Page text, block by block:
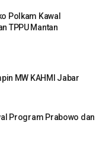
Polkam Kawal
TPPU Mantan
MW KAHMI Jabar
Program Prabowo dan